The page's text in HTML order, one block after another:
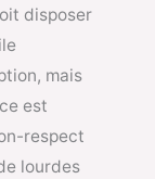
disposer
mais
est
respect
lourdes